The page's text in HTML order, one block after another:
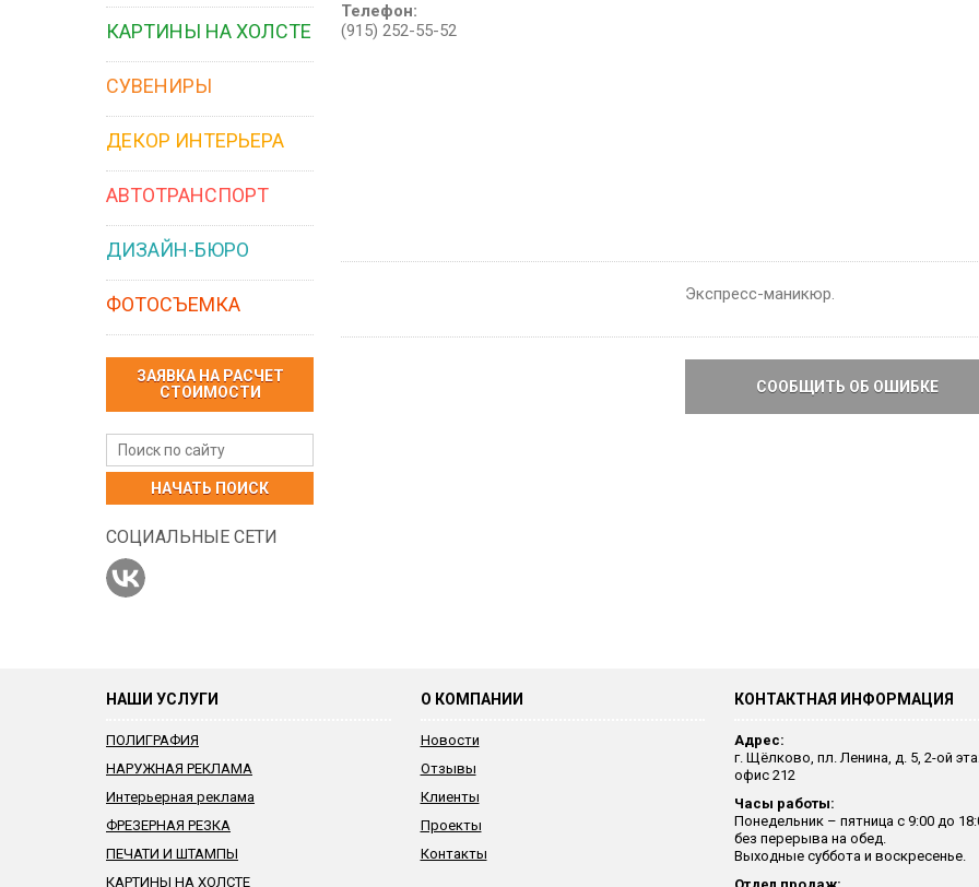
КАРТИНЫ НА ХОЛСТЕ
СУВЕНИРЫ
ДЕКОР ИНТЕРЬЕРА
АВТОТРАНСПОРТ
ДИЗАЙН-БЮРО
ФОТОСЪЕМКА
ЗАЯВКА НА РАСЧЕТ
СТОИМОСТИ
НАЧАТЬ ПОИСК
СОЦИАЛЬНЫЕ СЕТИ
Телефон:
(915) 252-55-52
Экспресс-маникюр.
СООБЩИТЬ ОБ ОШИБКЕ
НАШИ УСЛУГИ
ПОЛИГРАФИЯ
НАРУЖНАЯ РЕКЛАМА
Интерьерная реклама
ФРЕЗЕРНАЯ РЕЗКА
ПЕЧАТИ И ШТАМПЫ
КАРТИНЫ НА ХОЛСТЕ
О КОМПАНИИ
Новости
Отзывы
Клиенты
Проекты
Контакты
КОНТАКТНАЯ ИНФОРМАЦИЯ
Адрес:
г. Щёлково, пл. Ленина, д. 5, 2-ой
офис 212
Часы работы:
Понедельник – пятница с 9:00 до
без перерыва на обед.
Выходные суббота и воскресенье.